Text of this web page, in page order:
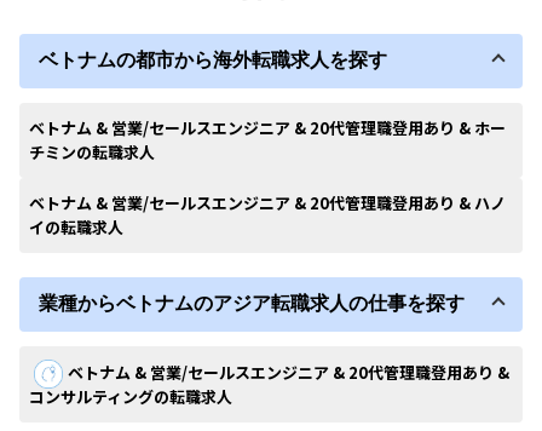
ベトナムの都市から海外転職求人を探す
ベトナム & 営業/セールスエンジニア & 20代管理職登用あり & ホー
チミンの転職求人
ベトナム & 営業/セールスエンジニア & 20代管理職登用あり & ハノ
イの転職求人
業種からベトナムのアジア転職求人の仕事を探す
ベトナム & 営業/セールスエンジニア & 20代管理職登用あり &
コンサルティングの転職求人